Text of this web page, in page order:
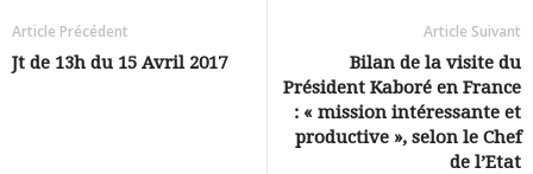
Article Précédent
Jt de 13h du 15 Avril 2017
Article Suivant
Bilan de la visite du
Président Kaboré en France
: « mission intéressante et
productive », selon le Chef
de l’Etat